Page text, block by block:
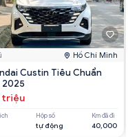
Hồ Chí Minh
Custin Tiêu Chuẩn
2025
triệu
Hộp số
tự động
Km đã đi
40,000